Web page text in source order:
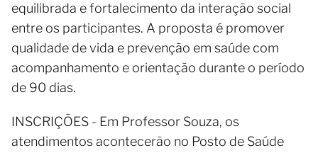
equilibrada e fortalecimento da interação social
entre os participantes. A proposta é promover
qualidade de vida e prevenção em saúde com
acompanhamento e orientação durante o período
de 90 dias.
INSCRIÇÕES - Em Professor Souza, os
atendimentos acontecerão no Posto de Saúde